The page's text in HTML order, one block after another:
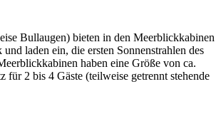
Bullaugen) bieten in den Meerblickkabinen
laden ein, die ersten Sonnenstrahlen des
haben eine Größe von ca.
für 2 bis 4 Gäste (teilweise getrennt stehende